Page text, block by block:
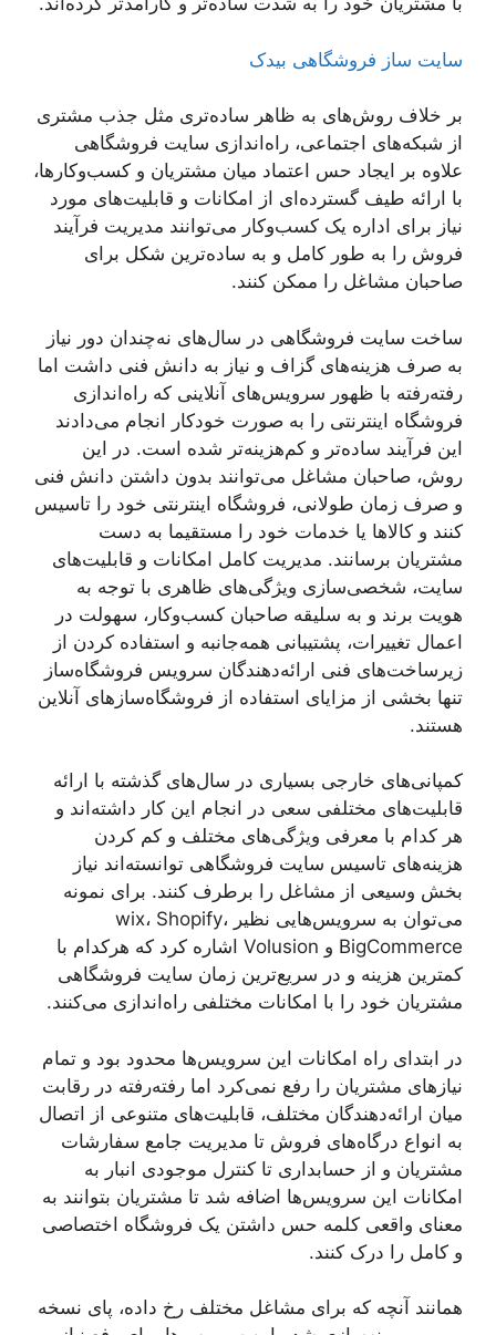
سایت ساز فروشگاهی بیدک
بر خلاف روش‌های به ظاهر ساده‌تری مثل جذب مشتری
از شبکه‌های اجتماعی، راه‌اندازی سایت فروشگاهی
علاوه بر ایجاد حس اعتماد میان مشتریان و کسب‌وکارها،
با ارائه طیف گسترده‌ای از امکانات و قابلیت‌های مورد
نیاز برای اداره یک کسب‌وکار می‌توانند مدیریت فرآیند
فروش را به طور کامل و به ساده‌ترین شکل برای
صاحبان مشاغل را ممکن کنند.
ساخت سایت فروشگاهی در سال‌های نه‌چندان دور نیاز
به صرف هزینه‌های گزاف و نیاز به دانش فنی داشت اما
رفته‌رفته با ظهور سرویس‌های آنلاینی که راه‌اندازی
فروشگاه اینترنتی را به صورت خودکار انجام می‌دادند
این فرآیند ساده‌تر و کم‌هزینه‌تر شده است. در این
روش، صاحبان مشاغل می‌توانند بدون داشتن دانش فنی
و صرف زمان طولانی، فروشگاه اینترنتی خود را تاسیس
کنند و کالاها یا خدمات خود را مستقیما به دست
مشتریان برسانند. مدیریت کامل امکانات و قابلیت‌های
سایت، شخصی‌سازی ویژگی‌های ظاهری با توجه به
هویت برند و به سلیقه صاحبان کسب‌وکار، سهولت در
اعمال تغییرات، پشتیبانی همه‌جانبه و استفاده کردن از
زیرساخت‌های فنی ارائه‌دهندگان سرویس فروشگاه‌ساز
تنها بخشی از مزایای استفاده از فروشگاه‌سازهای آنلاین
هستند.
کمپانی‌های خارجی بسیاری در سال‌های گذشته با ارائه
قابلیت‌های مختلفی سعی در انجام این کار داشته‌اند و
هر کدام با معرفی ویژگی‌های مختلف و کم کردن
هزینه‌های تاسیس سایت فروشگاهی توانسته‌اند نیاز
بخش وسیعی از مشاغل را برطرف کنند. برای نمونه
می‌توان به سرویس‌هایی نظیر wix، Shopify،
BigCommerce و Volusion اشاره کرد که هرکدام با
کمترین هزینه و در سریع‌ترین زمان سایت فروشگاهی
مشتریان خود را با امکانات مختلفی راه‌اندازی می‌کنند.
در ابتدای راه امکانات این سرویس‌ها محدود بود و تمام
نیازهای مشتریان را رفع نمی‌کرد اما رفته‌رفته در رقابت
میان ارائه‌دهندگان مختلف، قابلیت‌های متنوعی از اتصال
به انواع درگاه‌های فروش تا مدیریت جامع سفارشات
مشتریان و از حسابداری تا کنترل موجودی انبار به
امکانات این سرویس‌ها اضافه شد تا مشتریان بتوانند به
معنای واقعی کلمه حس داشتن یک فروشگاه اختصاصی
و کامل را درک کنند.
همانند آنچه که برای مشاغل مختلف رخ داده، پای نسخه